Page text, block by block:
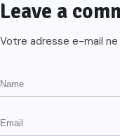
Leave a
Votre adresse e-mail ne